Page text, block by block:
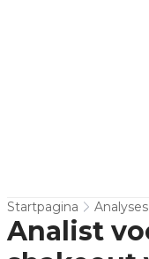
Startpagina Analyses
Analist